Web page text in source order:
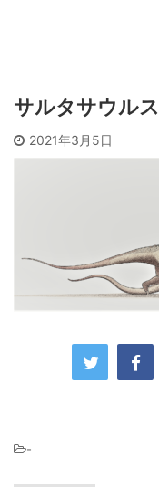
サルタサウル
2021年3月5日
-